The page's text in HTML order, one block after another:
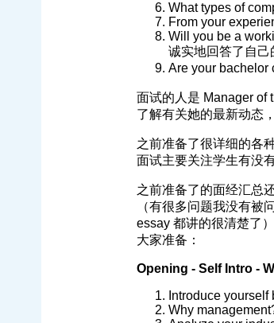
What types of
From your
Will you be a
诚实地回答了自己
Are your bachelor
面试的人是 Manager of
了解有关她的最新动态
之前准备了很详细的各
面试主要关注学生有没
之前准备了的面经汇总
（有很多问题我没有被
essay 都讲的很清楚了
大家准备：
Opening - Self Intro -
Introduce yourself
Why